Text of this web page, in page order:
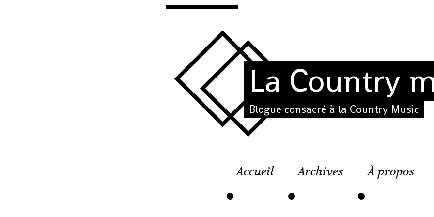
La Country
Blogue consacré à la Country Music
Accueil Archives À propos